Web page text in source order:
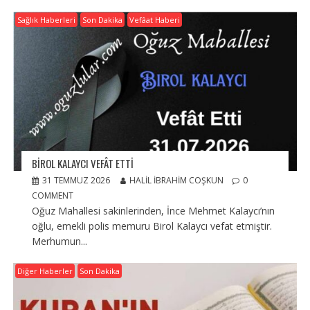
Sağlık Haberleri Son Dakika Vefâat Haberi
BIROL KALAYCI VEFÂT ETTI
31 TEMMUZ 2026 HALIL İBRAHIM COŞKUN
0
COMMENT
Oğuz Mahallesi sakinlerinden, İnce Mehmet Kalaycı’nın
oğlu, emekli polis memuru Birol Kalaycı vefat etmiştir.
Merhumun...
Diğer Haberler Son Dakika